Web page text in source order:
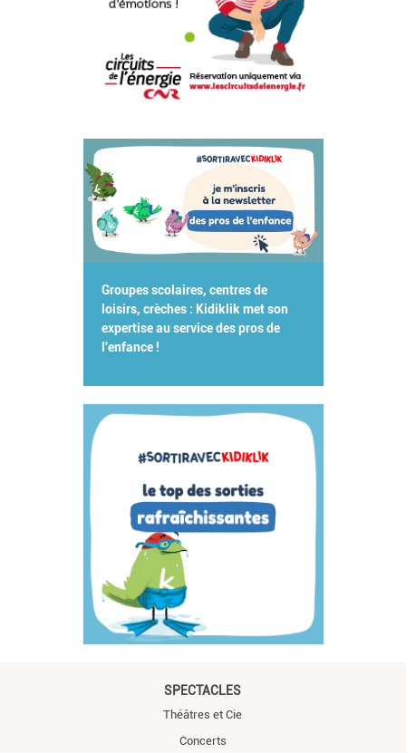
Groupes scolaires, centres de
loisirs, crèches : Kidiklik met son
expertise au service des pros de
l'enfance !
SPECTACLES
Théâtres et Cie
Concerts